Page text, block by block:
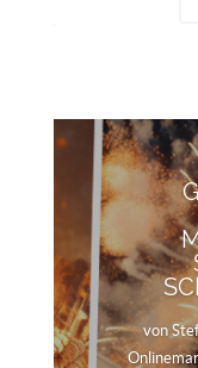
von